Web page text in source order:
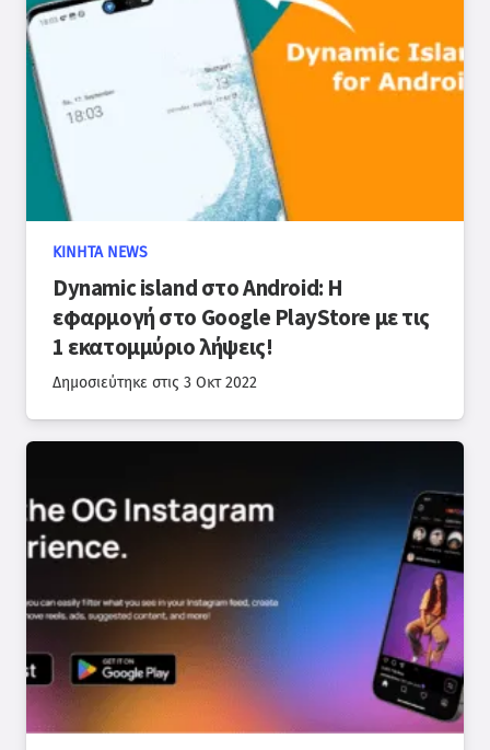
ΚΙΝΗΤΆ NEWS
Dynamic island στο Android: Η
εφαρμογή στο Google PlayStore με τις
1 εκατομμύριο λήψεις!
Δημοσιεύτηκε στις 3 Οκτ 2022